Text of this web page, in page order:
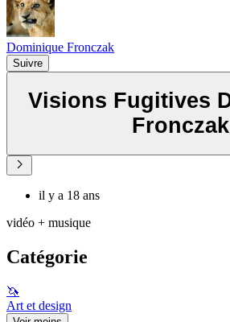
Dominique Fronczak
Suivre
Visions Fugitives Dominique
Fronczak
il y a 18 ans
vidéo + musique
Catégorie
🦄
Art et design